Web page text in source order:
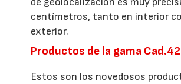
centímetros, tanto en interior
exterior.
Productos de la gama Cad.42
Estos son los novedosos